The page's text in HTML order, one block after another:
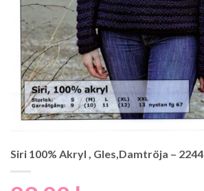
Siri 100% Akryl , Gles,Damtröja – 2244